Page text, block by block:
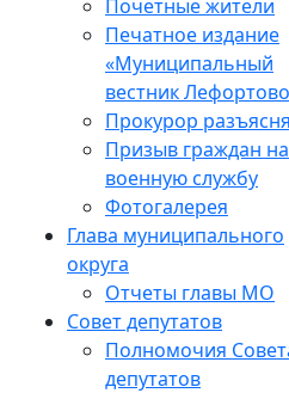
Почетные жители
Печатное издание
«Муниципальный
вестник
Прокурор
Призыв граждан на
военную службу
Фотогалерея
Глава муниципального
округа
Отчеты главы МО
Совет депутатов
Полномочия
депутатов